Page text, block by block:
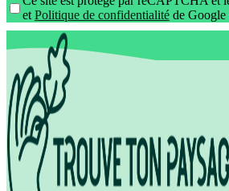
etPolitique de confidentialité de Google